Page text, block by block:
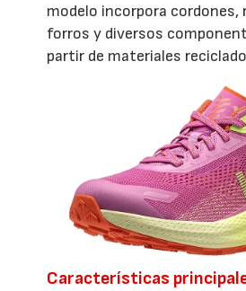
modelo incorpora cordones,
forros y diversos
partir de materiales
Características